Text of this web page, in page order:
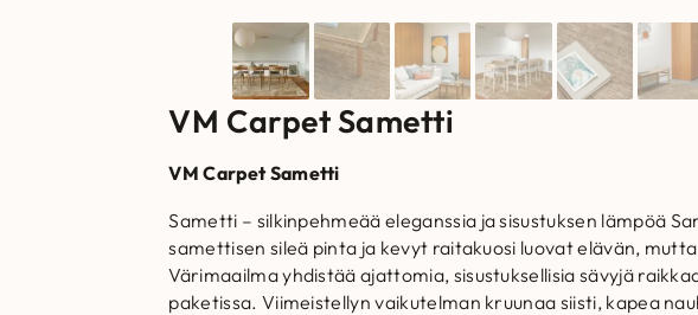
VM Carpet Sametti
VM Carpet Sametti
Sametti – silkinpehmeää eleganssia ja sisustuksen lämpöä
samettisen sileä pinta ja kevyt raitakuosi luovat elävän,
Värimaailma yhdistää ajattomia, sisustuksellisia sävyjä
paketissa. Viimeistellyn vaikutelman kruunaa siisti, kapea